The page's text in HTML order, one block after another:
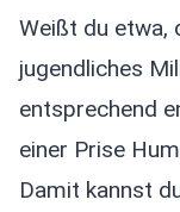
Weißt du etwa,
jugendliches
entsprechend
einer Prise
Damit kannst